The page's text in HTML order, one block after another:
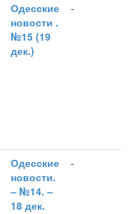
Одесские
новости .
№15 (19
дек.)
-
Одесские
новости.
– №14. –
18 дек.
-